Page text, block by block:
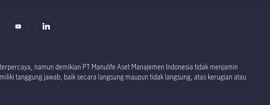
namun demikian PT Manulife Aset Manajemen Indonesia tidak menjamin
tanggung jawab, baik secara langsung maupun tidak langsung, atas kerugian atau